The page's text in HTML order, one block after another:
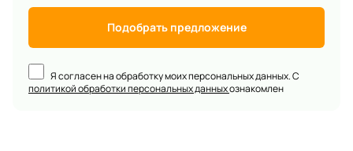
Подобрать предложение
Я согласен на обработку моих персональных данных. С
политикой обработки персональных данныхознакомлен